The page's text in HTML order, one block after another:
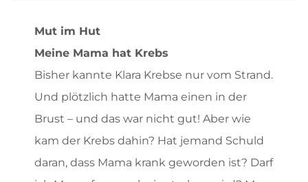
Mut im Hut
Meine Mama hat Krebs
Bisher kannte Klara Krebse nur vom Strand.
Und plötzlich hatte Mama einen in der
Brust – und das war nicht gut! Aber wie
kam der Krebs dahin? Hat jemand Schuld
daran, dass Mama krank geworden ist? Darf